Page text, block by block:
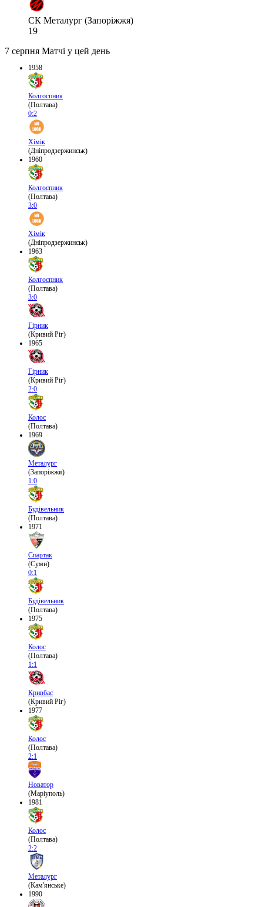
СК Металург (Запоріжжя)
19
7 серпня Матчі у цей день
1958
Колгоспник
(Полтава)
0:2
Хімік
(Дніпродзержинськ)
1960
Колгоспник
(Полтава)
3:0
Хімік
(Дніпродзержинськ)
1963
Колгоспник
(Полтава)
3:0
Гірник
(Кривий Ріг)
1965
Гірник
(Кривий Ріг)
2:0
Колос
(Полтава)
1969
Металург
(Запоріжжя)
1:0
Будівельник
(Полтава)
1971
Спартак
(Суми)
0:1
Будівельник
(Полтава)
1975
Колос
(Полтава)
1:1
Кривбас
(Кривий Ріг)
1977
Колос
(Полтава)
2:1
Новатор
(Маріуполь)
1981
Колос
(Полтава)
2:2
Металург
(Кам'янське)
1990